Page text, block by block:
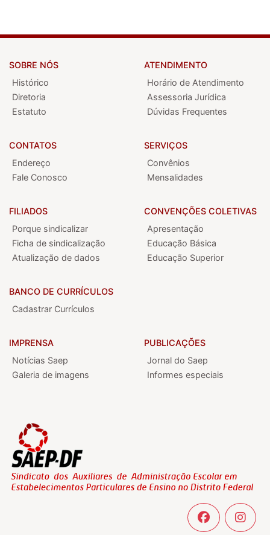
SOBRE NÓS
Histórico
Diretoria
Estatuto
CONTATOS
Endereço
Fale Conosco
ATENDIMENTO
Horário de Atendimento
Assessoria Jurídica
Dúvidas Frequentes
SERVIÇOS
Convênios
Mensalidades
FILIADOS
Porque sindicalizar
Ficha de sindicalização
Atualização de dados
BANCO DE CURRÍCULOS
Cadastrar Currículos
CONVENÇÕES COLETIVAS
Apresentação
Educação Básica
Educação Superior
IMPRENSA
Notícias Saep
Galeria de imagens
PUBLICAÇÕES
Jornal do Saep
Informes especiais